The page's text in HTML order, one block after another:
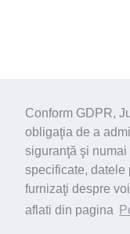
Conform GDPR,
obligaţia de a
siguranţă şi
specificate, datele
furnizaţi despre
aflati din pagina